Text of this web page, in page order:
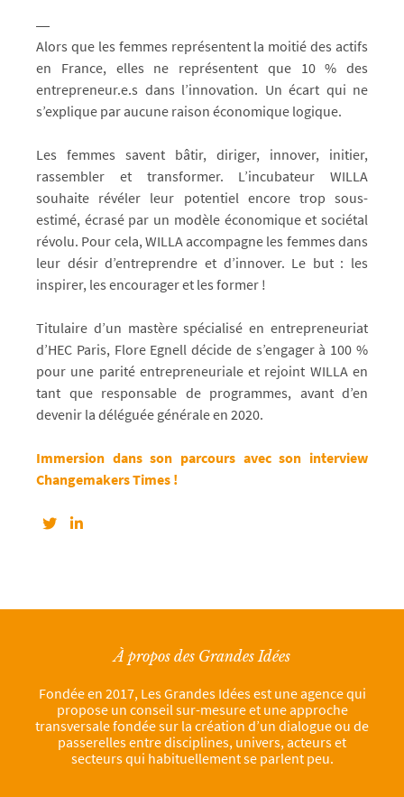
Alors que les femmes représentent la moitié des actifs
en France, elles ne représentent que 10 % des
entrepreneur.e.s dans l’innovation. Un écart qui ne
s’explique par aucune raison économique logique.
Les femmes savent bâtir, diriger, innover, initier,
rassembler et transformer. L’incubateur WILLA
souhaite révéler leur potentiel encore trop sous-
estimé, écrasé par un modèle économique et sociétal
révolu. Pour cela, WILLA accompagne les femmes dans
leur désir d’entreprendre et d’innover. Le but : les
inspirer, les encourager et les former !
Titulaire d’un mastère spécialisé en entrepreneuriat
d’HEC Paris, Flore Egnell décide de s’engager à 100 %
pour une parité entrepreneuriale et rejoint WILLA en
tant que responsable de programmes, avant d’en
devenir la déléguée générale en 2020.
Immersion dans son parcours avec son interview
Changemakers Times !
À propos des Grandes Idées
Fondée en 2017, Les Grandes Idées est une agence qui
propose un conseil sur-mesure et une approche
transversale fondée sur la création d’un dialogue ou de
passerelles entre disciplines, univers, acteurs et
secteurs qui habituellement se parlent peu.